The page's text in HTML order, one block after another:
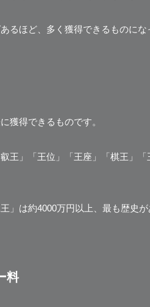
るほど、多く獲得できるものにな
獲得できるものです。
王」「王位」「王座」「棋王」
」は約4000万円以上、最も歴史
料